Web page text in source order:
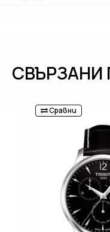
СВЪРЗАНИ
Сравни